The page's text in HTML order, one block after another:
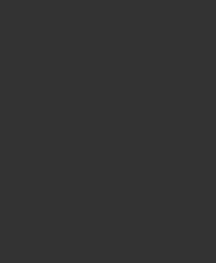
CASSIS キャンドル